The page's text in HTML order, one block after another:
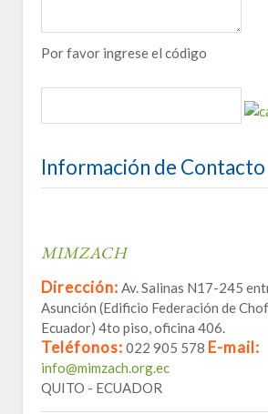
Por favor ingrese el código
Información de Contacto
MIMZACH
Dirección: Av. Salinas N17-245
Asunción (Edificio Federación de
Ecuador) 4to piso, oficina 406.
Teléfonos: 022 905 578 E-mail:
info@mimzach.org.ec
QUITO - ECUADOR